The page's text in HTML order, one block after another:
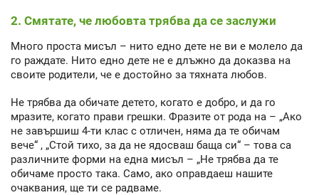
2. Смятате, че любовта трябва да се заслужи
Много проста мисъл – нито едно дете не ви е молело да
го раждате. Нито едно дете не е длъжно да доказва на
своите родители, че е достойно за тяхната любов.
Не трябва да обичате детето, когато е добро, и да го
мразите, когато прави грешки. Фразите от рода на – „Ако
не завършиш 4-ти клас с отличен, няма да те обичам
вече“ , „Стой тихо, за да не ядосваш баща си“ – това са
различните форми на една мисъл – „Не трябва да те
обичаме просто така. Само, ако оправдаеш нашите
очаквания, ще ти се радваме.